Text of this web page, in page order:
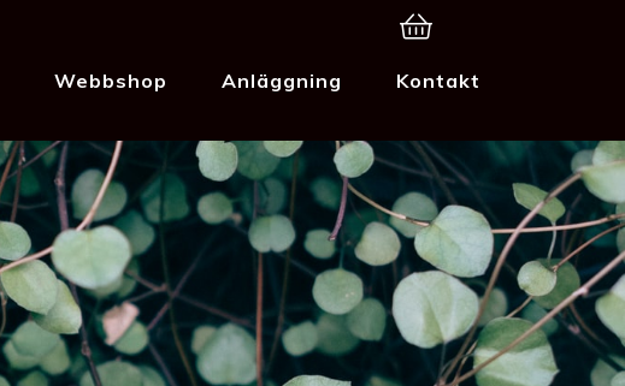
Webbshop Anläggning Kontakt